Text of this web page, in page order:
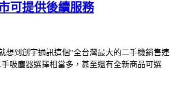
可提供後續服務
想到創宇通訊這個"全台灣最大的二手機銷售連
吸塵器選擇相當多，甚至還有全新商品可選